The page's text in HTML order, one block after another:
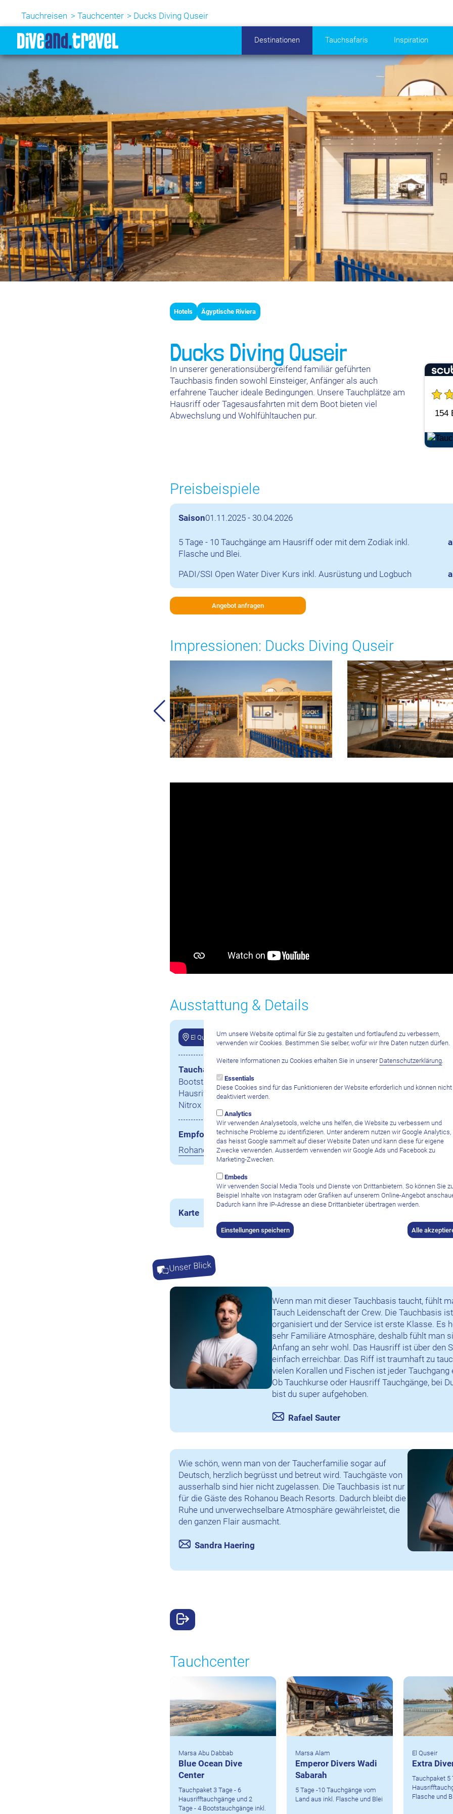
Tauchreisen Tauchcenter Ducks Diving Quseir
Destinationen Tauchsafaris Inspiration
Hotels Ägyptische Riviera
Ducks Diving Quseir
In unserer generationsübergreifend familiär geführten
Tauchbasis finden sowohl Einsteiger, Anfänger als auch
erfahrene Taucher ideale Bedingungen. Unsere Tauchplätze am
Hausriff oder Tagesausfahrten mit dem Boot bieten viel
Abwechslung und Wohlfühltauchen pur.
154
Preisbeispiele
Saison01.11.2025 - 30.04.2026
5 Tage - 10 Tauchgänge am Hausriff oder mit dem Zodiak inkl.
Flasche und Blei.
PADI/SSI Open Water Diver Kurs inkl. Ausrüstung und Logbuch
Angebot anfragen
Impressionen: Ducks Diving Quseir
Ausstattung & Details
El Quseir
Tauchangebot
Bootstauchgänge
Hausriff
Nitrox
Empfohlene Hotels
Rohanou Beach Resort & Ecolodge
Karte
Unser Blick
Wenn man mit dieser Tauchbasis taucht, fühlt
Tauch Leidenschaft der Crew. Die Tauchbasis
organisiert und der Service ist erste Klasse. Es
sehr Familiäre Atmosphäre, deshalb fühlt man
Anfang an sehr wohl. Das Hausriff ist über den
einfach erreichbar. Das Riff ist traumhaft zu
vielen Korallen und Fischen ist jeder Tauchgang
Ob Tauchkurse oder Hausriff Tauchgänge, bei
bist du super aufgehoben.
Rafael Sauter
Wie schön, wenn man von der Taucherfamilie sogar auf
Deutsch, herzlich begrüsst und betreut wird. Tauchgäste von
ausserhalb sind hier nicht zugelassen. Die Tauchbasis ist nur
für die Gäste des Rohanou Beach Resorts. Dadurch bleibt die
Ruhe und unverwechselbare Atmosphäre gewährleistet, die
den ganzen Flair ausmacht.
Sandra Haering
Tauchcenter
Marsa Abu Dabbab
Blue Ocean Dive
Center
Tauchpaket 3 Tage - 6
Hausrifftauchgänge und 2
Tage - 4 Bootstauchgänge inkl.
Marsa Alam
Emperor Divers Wadi
Sabarah
5 Tage -10 Tauchgänge vom
Land aus inkl. Flasche und Blei
El Quseir
Extra
Tauchpaket 5
Flasche und
Um unsere Website optimal für Sie zu gestalten und fortlaufend zu verbessern,
verwenden wir Cookies. Bestimmen Sie selber, wofür wir Ihre Daten nutzen dürfen.
Weitere Informationen zu Cookies erhalten Sie in unserer Datenschutzerklärung
Essentials
Diese Cookies sind für das Funktionieren der Website erforderlich und können nicht
deaktiviert werden.
Analytics
Wir verwenden Analysetools, welche uns helfen, die Website zu verbessern und
technische Probleme zu identifizieren. Unter anderem nutzen wir Google Analytics,
das heisst Google sammelt auf dieser Website Daten und kann diese für eigene
Zwecke verwenden. Ausserdem verwenden wir Google Ads und Facebook zu
Marketing-Zwecken.
Embeds
Wir verwenden Social Media Tools und Dienste von Drittanbietern. So können Sie
Beispiel Inhalte von Instagram oder Grafiken auf unserem Online-Angebot
Dadurch kann Ihre IP-Adresse an diese Drittanbieter übertragen werden.
Einstellungen speichern Alle